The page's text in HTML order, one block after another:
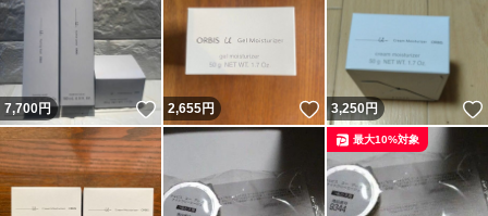
7,700円 いいね！
2,655円 いいね！
3,250円
最大10%対象